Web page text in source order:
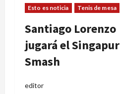
Esto es noticia Tenis de mesa
Santiago Lorenzo
jugará el Singapur
Smash
editor